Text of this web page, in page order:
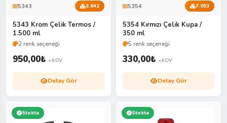
5343 3.642
5343 Krom Çelik Termos /
1.500 ml
2 renk seçeneği
950,00₺ +KDV
Detay Gör
5354 7.053
5354 Kırmızı Çelik Kupa /
350 ml
5 renk seçeneği
330,00₺ +KDV
Detay Gör
Stokta Stokta